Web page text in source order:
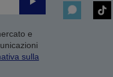
Invia
e
sulla